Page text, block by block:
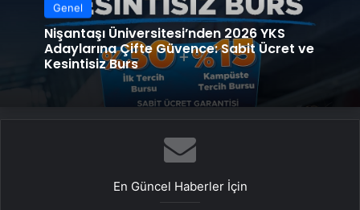
Genel
Nişantaşı Üniversitesi’nden 2026 YKS
Adaylarına Çifte Güvence: Sabit Ücret ve
Kesintisiz Burs
En Güncel Haberler İçin